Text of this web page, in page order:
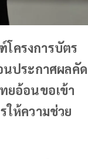
ครงการบัตร
ประกาศผลคัด
ยอ้อนขอเข้า
ให้ความช่วย